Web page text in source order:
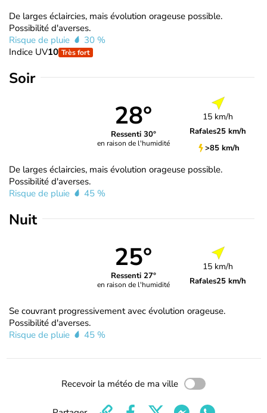
De larges éclaircies, mais évolution orageuse possible.
Possibilité d'averses.
Risque de pluie
30 %
Indice UV10 Très fort
Soir
28°
Ressenti 30°
en raison de l'humidité
15 km/h
Rafales25 km/h
>85 km/h
De larges éclaircies, mais évolution orageuse possible.
Possibilité d'averses.
Risque de pluie
45 %
Nuit
25°
Ressenti 27°
en raison de l'humidité
15 km/h
Rafales25 km/h
Se couvrant progressivement avec évolution orageuse.
Possibilité d'averses.
Risque de pluie
45 %
Recevoir la météo de ma ville